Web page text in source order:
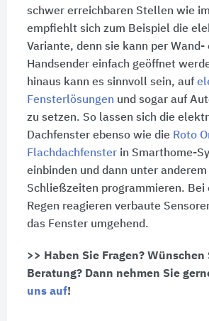
schwer erreichbaren Stellen wie
empfiehlt sich zum Beispiel die
Variante, denn sie kann per Wand-
Handsender einfach geöffnet
hinaus kann es sinnvoll sein, auf
Fensterlösungen und sogar auf
zu setzen. So lassen sich die
Dachfenster ebenso wie die Roto
Flachdachfensterin Smarthome-
einbinden und dann unter
Schließzeiten programmieren. Bei
Regen reagieren verbaute
das Fenster umgehend.
>> Haben Sie Fragen? Wünschen
Beratung? Dann nehmen Sie
uns auf!